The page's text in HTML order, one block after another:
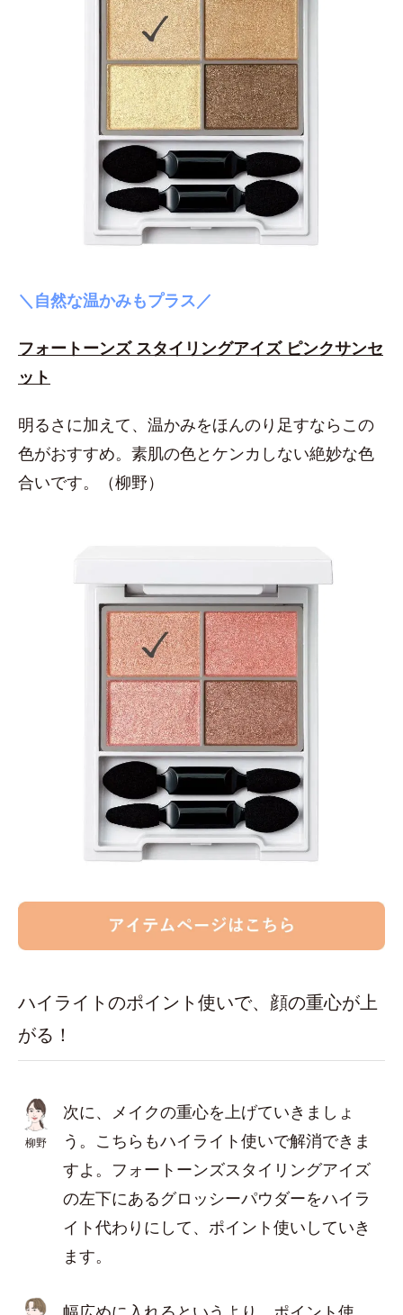
＼自然な温かみもプラス／
フォートーンズ スタイリングアイズ ピンクサンセ
ット
明るさに加えて、温かみをほんのり足すならこの
色がおすすめ。素肌の色とケンカしない絶妙な色
合いです。（柳野）
ハイライトのポイント使いで、顔の重心が上
がる！
柳野
次に、メイクの重心を上げていきましょ
う。こちらもハイライト使いで解消できま
すよ。フォートーンズスタイリングアイズ
の左下にあるグロッシーパウダーをハイラ
イト代わりにして、ポイント使いしていき
ます。